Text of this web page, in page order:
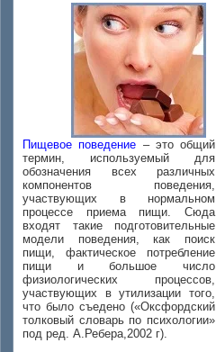
Пищевое поведение – это общий
термин, используемый для
обозначения всех различных
компонентов поведения,
участвующих в нормальном
процессе приема пищи. Сюда
входят такие подготовительные
модели поведения, как поиск
пищи, фактическое потребление
пищи и большое число
физиологических процессов,
участвующих в утилизации того,
что было съедено («Оксфордский
толковый словарь по психологии»
под ред. А.Ребера,2002 г).